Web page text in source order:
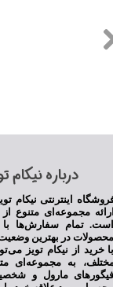
★★
​درباره نیکام
مجموعه‌ای متنوع
تمام سفارش‌ها
در بهترین
خرید از نیکام تویز
به مجموعه‌ای
مارول و